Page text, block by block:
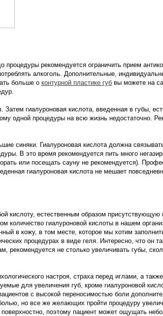
рекомендуется ограничить прием
алкоголь. Дополнительные,
больше о контурной пластике губ вы можете на
гиалуроновая кислота, введенная в губы,
одной процедуры на всю жизнь недостаточно.
синяки. Гиалуроновая кислота должна
В это время рекомендуется пить много
или посещать сауну не рекомендуется).
гиалуроновая кислота не мешает
кислоту, естественным образом присутствующую
количество гиалуроновой кислоты в нашем
в кожу, в том месте, которое мы хотим
процедурах в виде геля. Интересно, что он
не столько увеличивать губы,
настроя, страха перед иглами, а также
для увеличения губ, кроме гиалуроновой
с высокой переносимостью боли
но все же желающих пройти процедуру
поэтому пациент может ощущать